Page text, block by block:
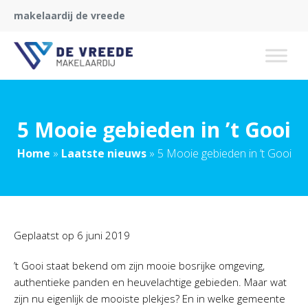
makelaardij de vreede
5 Mooie gebieden in ’t Gooi
Home » Laatste nieuws» 5 Mooie gebieden in ’t Gooi
Geplaatst op 6 juni 2019
’t Gooi staat bekend om zijn mooie bosrijke omgeving,
authentieke panden en heuvelachtige gebieden. Maar wat
zijn nu eigenlijk de mooiste plekjes? En in welke gemeente